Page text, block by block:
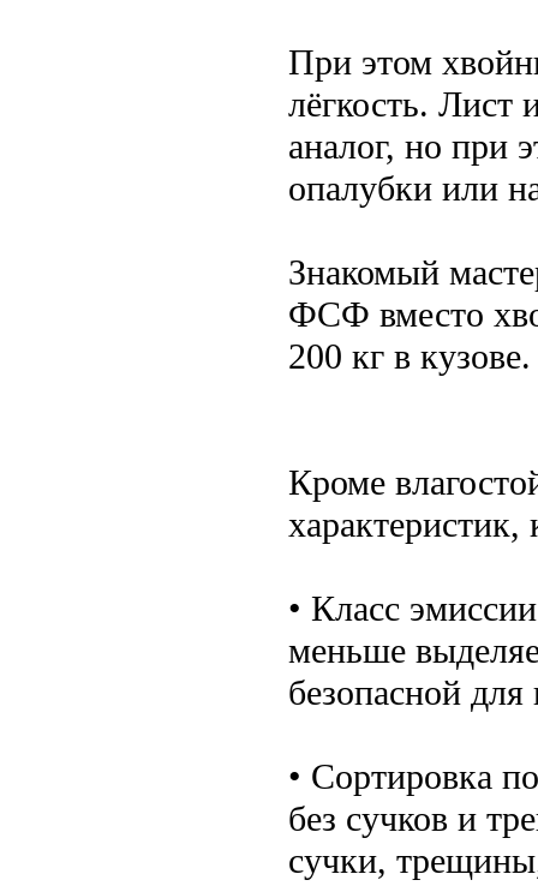
При этом
лёгкость. Лист
аналог, но при
опалубки или
Знакомый
ФСФ вместо
200 кг в
Кроме
• Класс
меньше
безопасной
• Сортировка
без сучков и
сучки,